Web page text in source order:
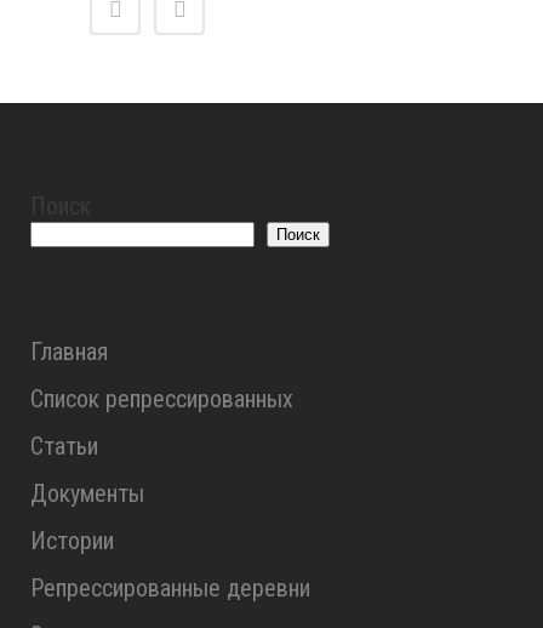
Поиск
Главная
Список репрессированных
Статьи
Документы
Истории
Репрессированные деревни